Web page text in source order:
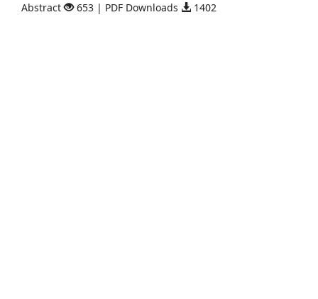
Abstract 653 | PDF Downloads 1402